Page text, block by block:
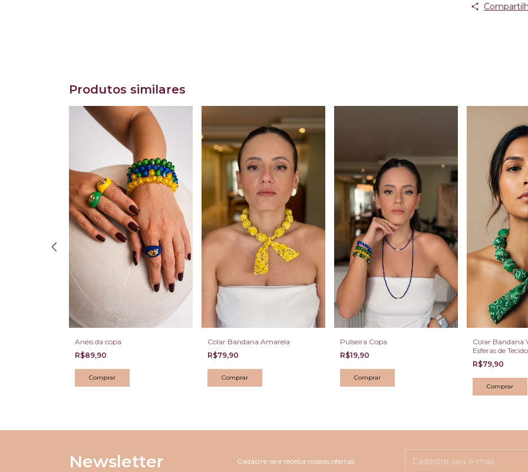
Produtos similares
Anéis da copa
R$89,90
Comprar
Colar Bandana Amarela
R$79,90
Pulseira Copa
R$19,90
Comprar
Colar Bandana
Esferas de
Dourada
R$79,90
Newsletter Cadastre-se e receba nossas ofertas.